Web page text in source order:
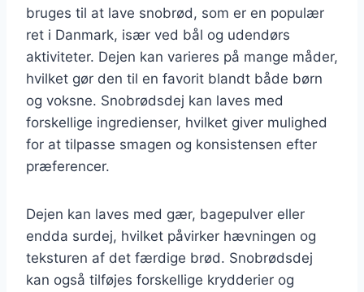
bruges til at lave snobrød, som er en populær
ret i Danmark, især ved bål og udendørs
aktiviteter. Dejen kan varieres på mange måder,
hvilket gør den til en favorit blandt både børn
og voksne. Snobrødsdej kan laves med
forskellige ingredienser, hvilket giver mulighed
for at tilpasse smagen og konsistensen efter
præferencer.
Dejen kan laves med gær, bagepulver eller
endda surdej, hvilket påvirker hævningen og
teksturen af det færdige brød. Snobrødsdej
kan også tilføjes forskellige krydderier og